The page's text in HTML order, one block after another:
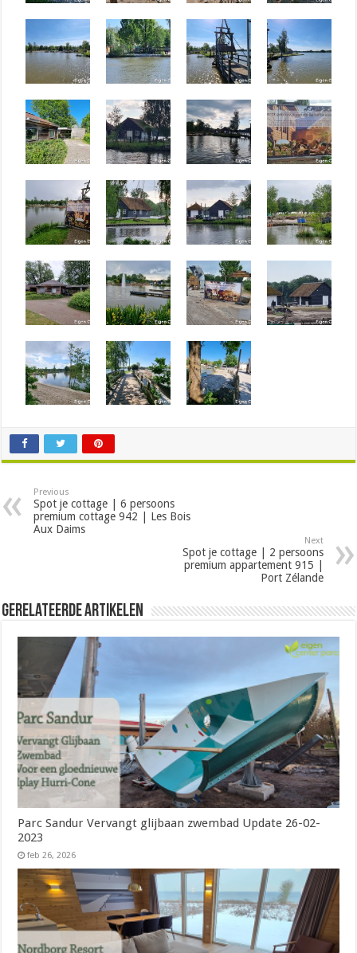
Previous
Spot je cottage | 6 persoons
premium cottage 942 | Les Bois
Aux Daims
Next
Spot je cottage | 2 persoons
premium appartement 915 |
Port Zélande
Gerelateerde Artikelen
Parc Sandur Vervangt glijbaan zwembad Update 26-02-
2023
feb 26, 2026